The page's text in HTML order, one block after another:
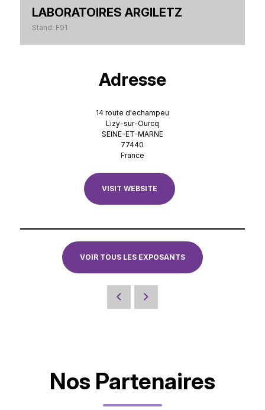
LABORATOIRES ARGILETZ
Stand: F91
Adresse
14 route d'echampeu
Lizy-sur-Ourcq
SEINE-ET-MARNE
77440
France
VISIT WEBSITE
VOIR TOUS LES EXPOSANTS
Nos Partenaires